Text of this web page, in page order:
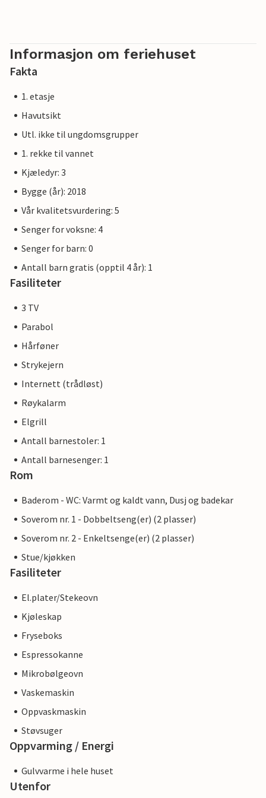
førsteklasses opphold. Eventuelle byggearbeider på
feriestedet vil ikke påvirke din ferieopplevelse, og det er
derfor ikke mulig å få ekstra rabatter.
Informasjon om feriehuset
Fakta
1. etasje
Havutsikt
Utl. ikke til ungdomsgrupper
1. rekke til vannet
Kjæledyr: 3
Bygge (år): 2018
Vår kvalitetsvurdering: 5
Senger for voksne: 4
Senger for barn: 0
Antall barn gratis (opptil 4 år): 1
Fasiliteter
3 TV
Parabol
Hårføner
Strykejern
Internett (trådløst)
Røykalarm
Elgrill
Antall barnestoler: 1
Antall barnesenger: 1
Rom
Baderom - WC: Varmt og kaldt vann, Dusj og badekar
Soverom nr. 1 - Dobbeltseng(er) (2 plasser)
Soverom nr. 2 - Enkeltsenge(er) (2 plasser)
Stue/kjøkken
Fasiliteter
El.plater/Stekeovn
Kjøleskap
Fryseboks
Espressokanne
Mikrobølgeovn
Vaskemaskin
Oppvaskmaskin
Støvsuger
Oppvarming / Energi
Gulvvarme i hele huset
Utenfor